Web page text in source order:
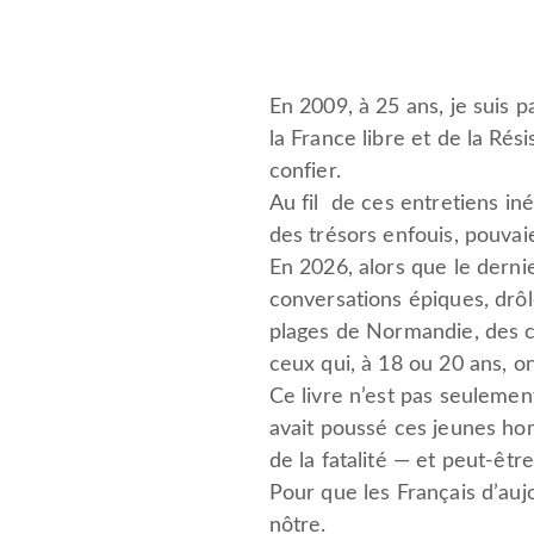
En 2009, à 25 ans, je suis
la France libre et de la
con­fier.
Au ­fil de ces entretiens
des trésors enfouis,
En 2026, alors que le
conversations épiques,
plages de Normandie, des
ceux qui, à 18 ou 20 ans,
Ce livre n’est pas
avait poussé ces jeunes
de la fatalité — et peut-être
Pour que les Français
nôtre.